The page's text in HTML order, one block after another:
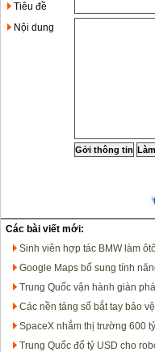
Tiêu đề
Nội dung
Các bài viết mới:
Sinh viên hợp tác BMW làm
Google Maps bổ sung tính
Trung Quốc vận hành giàn
Các nền tảng số bắt tay bảo
SpaceX nhắm thị trường 600
Trung Quốc đổ tỷ USD cho